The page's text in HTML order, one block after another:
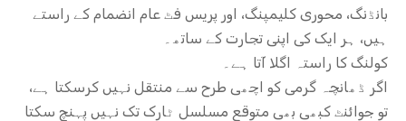
بانڈنگ، محوری کلیمپنگ، اور پریس فٹ عام انضمام کے راستے
ہیں، ہر ایک کی اپنی تجارت کے ساتھ۔
کولنگ کا راستہ اگلا آتا ہے۔
اگر ڈھانچہ گرمی کو اچھی طرح سے منتقل نہیں کرسکتا ہے،
تو جوائنٹ کبھی بھی متوقع مسلسل ٹارک تک نہیں پہنچ سکتا